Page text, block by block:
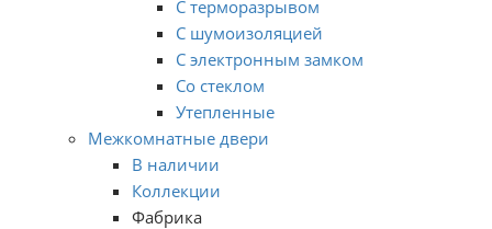
С терморазрывом
С шумоизоляцией
С электронным замком
Со стеклом
Утепленные
Межкомнатные двери
В наличии
Коллекции
Фабрика